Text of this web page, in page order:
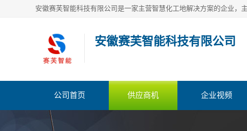
安徽赛芙智能科技有限公司
公司首页 供应商机 企业视频